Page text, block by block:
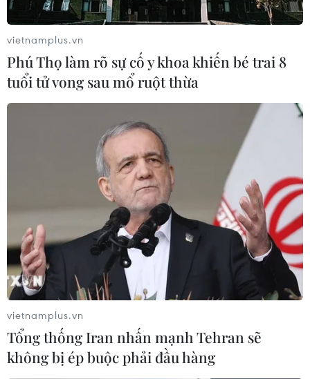
vietnamplus.vn
Phú Thọ làm rõ sự cố y khoa khiến bé trai 8
tuổi tử vong sau mổ ruột thừa
vietnamplus.vn
Tổng thống Iran nhấn mạnh Tehran sẽ
không bị ép buộc phải đầu hàng